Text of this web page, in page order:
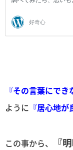
『その言葉にで
ように 『居心地が
この事から、 『